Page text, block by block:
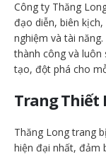
Công ty Thăng
đạo diễn, biên
nghiệm và tài
thành công và luôn
tạo, đột phá cho
Trang Thiết
Thăng Long trang
hiện đại nhất, đảm